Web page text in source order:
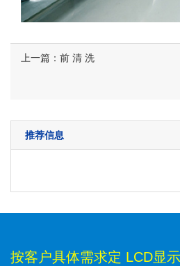
上一篇：前 清 洗
推荐信息
按客户具体需求定 LCD显